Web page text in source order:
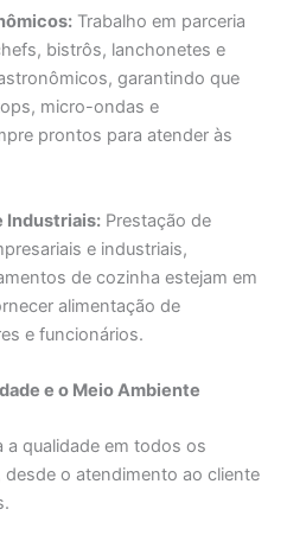
Trabalho em parceria
bistrôs, lanchonetes e
garantindo que
micro-ondas e
prontos para atender às
Industriais: Prestação de
e industriais,
de cozinha estejam em
alimentação de
e funcionários.
e o Meio Ambiente
a qualidade em todos os
o atendimento ao cliente